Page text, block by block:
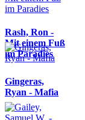
Rash, Ron -
Mit einem Fuß
im Paradies
Gingeras,
Ryan - Mafia